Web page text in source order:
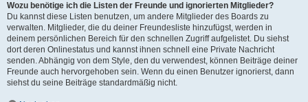
Wozu benötige ich die Listen der Freunde und ignorierten Mitglieder?
Du kannst diese Listen benutzen, um andere Mitglieder des Boards zu
verwalten. Mitglieder, die du deiner Freundesliste hinzufügst, werden in
deinem persönlichen Bereich für den schnellen Zugriff aufgelistet. Du siehst
dort deren Onlinestatus und kannst ihnen schnell eine Private Nachricht
senden. Abhängig von dem Style, den du verwendest, können Beiträge deiner
Freunde auch hervorgehoben sein. Wenn du einen Benutzer ignorierst, dann
siehst du seine Beiträge standardmäßig nicht.